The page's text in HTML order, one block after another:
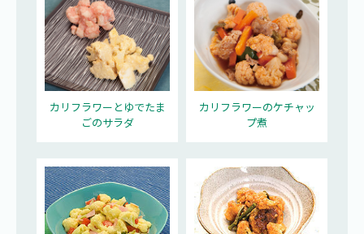
カリフラワーとゆでたま
ごのサラダ
カリフラワーのケチャッ
プ煮